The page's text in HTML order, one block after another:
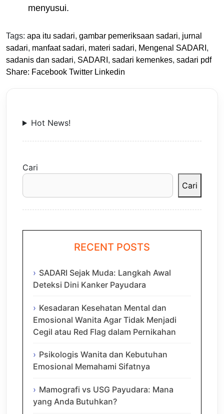
menyusui.
Tags: apa itu sadari, gambar pemeriksaan sadari, jurnal
sadari, manfaat sadari, materi sadari, Mengenal SADARI ,
sadanis dan sadari, SADARI , sadari kemenkes, sadari pdf
Share: Facebook Twitter Linkedin
Hot News!
Cari
Cari
RECENT POSTS
SADARI Sejak Muda: Langkah Awal
Deteksi Dini Kanker Payudara
Kesadaran Kesehatan Mental dan
Emosional Wanita Agar Tidak Menjadi
Cegil atau Red Flag dalam Pernikahan
Psikologis Wanita dan Kebutuhan
Emosional Memahami Sifatnya
Mamografi vs USG Payudara: Mana
yang Anda Butuhkan?